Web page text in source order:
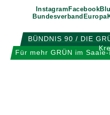
Inhalt
Instagram Facebook
Bundesverband Europa
BÜNDNIS 90 / DIE
Für mehr GRÜN im